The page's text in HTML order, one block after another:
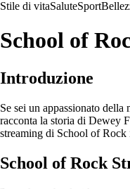
Stile di vitaSaluteSport
School of
Introduzione
Se sei un appassionato
racconta la storia di Dewey
streaming di School of
School of Rock